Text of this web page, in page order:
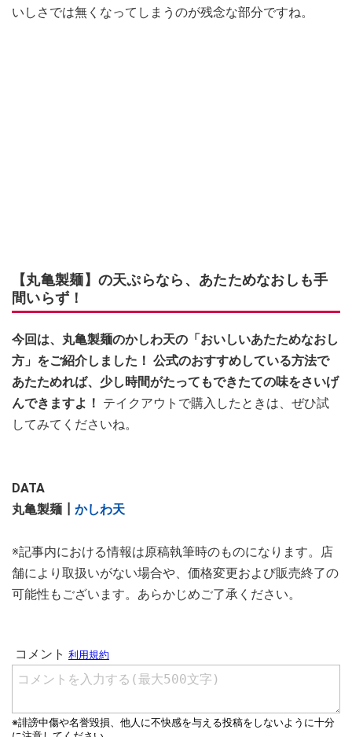
いしさでは無くなってしまうのが残念な部分ですね。
【丸亀製麺】の天ぷらなら、あたためなおしも手
間いらず！
今回は、丸亀製麺のかしわ天の「おいしいあたためなおし
方」をご紹介しました！ 公式のおすすめしている方法で
あたためれば、少し時間がたってもできたての味をさいげ
んできますよ！ テイクアウトで購入したときは、ぜひ試
してみてくださいね。
DATA
丸亀製麺┃ かしわ天
※記事内における情報は原稿執筆時のものになります。店
舗により取扱いがない場合や、価格変更および販売終了の
可能性もございます。あらかじめご了承ください。